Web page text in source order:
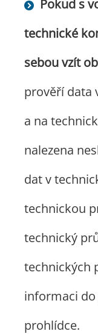
Pokud s
technické
sebou vzít
prověří data
a na
nalezena
dat v
technickou
technický
technických
informaci
prohlídce.